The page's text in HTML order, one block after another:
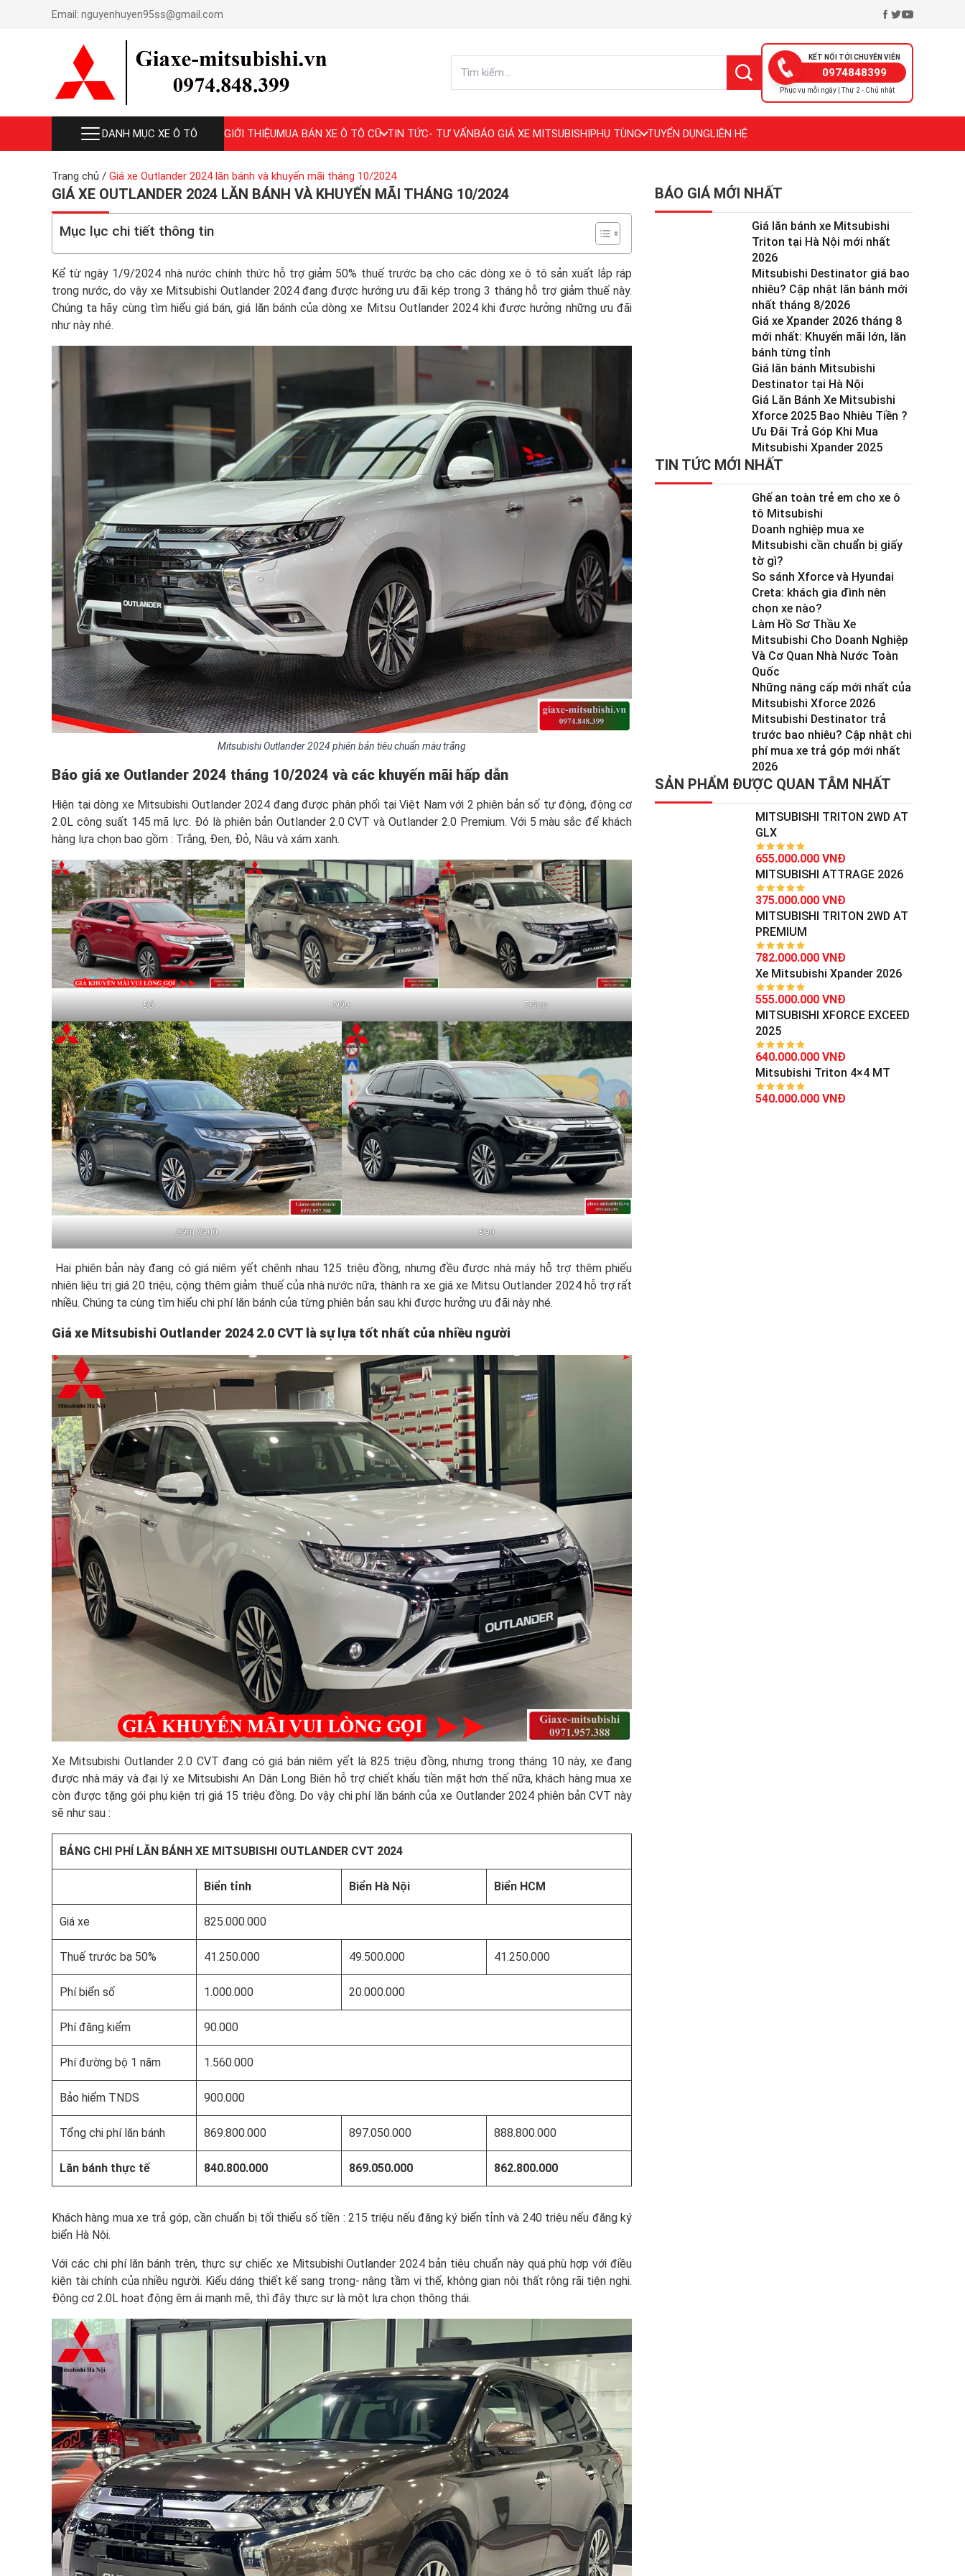
Email: nguyenhuyen95ss@gmail.com
KẾT NỐI TỚI CHUYÊN VIÊN
0974848399
Phục vụ mỗi ngày | Thứ 2 - Chủ nhật
DANH MỤC XE Ô TÔ GIỚI THIỆUMUA BÁN XE Ô TÔ CŨ TIN TỨC- TƯ VẤNBÁO GIÁ XE MITSUBISHIPHỤ TÙNG TUYỂN DỤNGLIÊN HỆ
Trang chủ / Giá xe Outlander 2024 lăn bánh và khuyến mãi tháng 10/2024
GIÁ XE OUTLANDER 2024 LĂN BÁNH VÀ KHUYẾN MÃI THÁNG 10/2024
Mục lục chi tiết thông tin
Kể từ ngày 1/9/2024 nhà nước chính thức hỗ trợ giảm 50% thuế trước bạ cho các dòng xe ô tô sản xuất lắp ráp
trong nước, do vậy xe Mitsubishi Outlander 2024 đang được hướng ưu đãi kép trong 3 tháng hỗ trợ giảm thuế này.
Chúng ta hãy cùng tìm hiểu giá bán, giá lăn bánh của dòng xe Mitsu Outlander 2024 khi được hưởng những ưu đãi
như này nhé.
Mitsubishi Outlander 2024 phiên bản tiêu chuẩn màu trắng
Báo giá xe Outlander 2024 tháng 10/2024 và các khuyến mãi hấp dẫn
Hiện tại dòng xe Mitsubishi Outlander 2024 đang được phân phối tại Việt Nam với 2 phiên bản số tự động, động cơ
2.0L công suất 145 mã lực. Đó là phiên bản Outlander 2.0 CVT và Outlander 2.0 Premium. Với 5 màu sắc để khách
hàng lựa chọn bao gồm : Trắng, Đen, Đỏ, Nâu và xám xanh.
Đỏ Nâu Trắng
Xám Xanh Đen
Hai phiên bản này đang có giá niêm yết chênh nhau 125 triệu đồng, nhưng đều được nhà máy hỗ trợ thêm phiếu
nhiên liệu trị giá 20 triệu, cộng thêm giảm thuế của nhà nước nữa, thành ra xe giá xe Mitsu Outlander 2024 hỗ trợ rất
nhiều. Chúng ta cùng tìm hiểu chi phí lăn bánh của từng phiên bản sau khi được hưởng ưu đãi này nhé.
Giá xe Mitsubishi Outlander 2024 2.0 CVT là sự lựa tốt nhất của nhiều người
Xe Mitsubishi Outlander 2.0 CVT đang có giá bán niêm yết là 825 triệu đồng, nhưng trong tháng 10 này, xe đang
được nhà máy và đại lý xe Mitsubishi An Dân Long Biên hỗ trợ chiết khấu tiền mặt hơn thế nữa, khách hàng mua xe
còn được tặng gói phụ kiện trị giá 15 triệu đồng. Do vậy chi phí lăn bánh của xe Outlander 2024 phiên bản CVT này
sẽ như sau :
BẢNG CHI PHÍ LĂN BÁNH XE MITSUBISHI OUTLANDER CVT 2024
Biển tỉnh Biển Hà Nội Biển HCM
Giá xe 825.000.000
Thuế trước bạ 50% 41.250.000 49.500.000 41.250.000
Phí biển số 1.000.000 20.000.000
Phí đăng kiểm 90.000
Phí đường bộ 1 năm 1.560.000
Bảo hiểm TNDS 900.000
Tổng chi phí lăn bánh 869.800.000 897.050.000 888.800.000
Lăn bánh thực tế 840.800.000 869.050.000 862.800.000
Khách hàng mua xe trả góp, cần chuẩn bị tối thiểu số tiền : 215 triệu nếu đăng ký biển tỉnh và 240 triệu nếu đăng ký
biển Hà Nội.
Với các chi phí lăn bánh trên, thực sự chiếc xe Mitsubishi Outlander 2024 bản tiêu chuẩn này quá phù hợp với điều
kiện tài chính của nhiều người. Kiểu dáng thiết kế sang trọng- nâng tầm vị thế, không gian nội thất rộng rãi tiện nghi.
Động cơ 2.0L hoạt động êm ái mạnh mẽ, thì đây thực sự là một lựa chọn thông thái.
BÁO GIÁ MỚI NHẤT
Giá lăn bánh xe Mitsubishi
Triton tại Hà Nội mới nhất
2026
Mitsubishi Destinator giá bao
nhiêu? Cập nhật lăn bánh mới
nhất tháng 8/2026
Giá xe Xpander 2026 tháng 8
mới nhất: Khuyến mãi lớn, lăn
bánh từng tỉnh
Giá lăn bánh Mitsubishi
Destinator tại Hà Nội
Giá Lăn Bánh Xe Mitsubishi
Xforce 2025 Bao Nhiêu Tiền ?
Ưu Đãi Trả Góp Khi Mua
Mitsubishi Xpander 2025
TIN TỨC MỚI NHẤT
Ghế an toàn trẻ em cho xe ô
tô Mitsubishi
Doanh nghiệp mua xe
Mitsubishi cần chuẩn bị giấy
tờ gì?
So sánh Xforce và Hyundai
Creta: khách gia đình nên
chọn xe nào?
Làm Hồ Sơ Thầu Xe
Mitsubishi Cho Doanh Nghiệp
Và Cơ Quan Nhà Nước Toàn
Quốc
Những nâng cấp mới nhất của
Mitsubishi Xforce 2026
Mitsubishi Destinator trả
trước bao nhiêu? Cập nhật chi
phí mua xe trả góp mới nhất
2026
SẢN PHẨM ĐƯỢC QUAN TÂM NHẤT
MITSUBISHI TRITON 2WD AT
GLX
655.000.000 VNĐ
MITSUBISHI ATTRAGE 2026
375.000.000 VNĐ
MITSUBISHI TRITON 2WD AT
PREMIUM
782.000.000 VNĐ
Xe Mitsubishi Xpander 2026
555.000.000 VNĐ
MITSUBISHI XFORCE EXCEED
2025
640.000.000 VNĐ
Mitsubishi Triton 4×4 MT
540.000.000 VNĐ